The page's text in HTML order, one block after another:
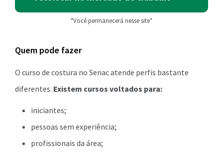
*Você permanecerá nesse site*
Quem pode fazer
O curso de costura no Senac atende perfis bastante
diferentes. Existem cursos voltados para:
iniciantes;
pessoas sem experiência;
profissionais da área;